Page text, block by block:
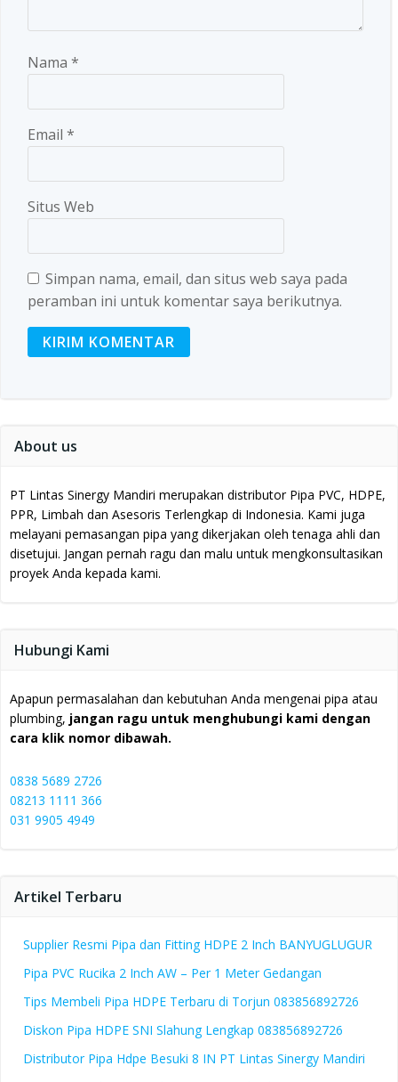
Nama *
Email *
Situs Web
Simpan nama, email, dan situs web saya pada
peramban ini untuk komentar saya berikutnya.
About us
PT Lintas Sinergy Mandiri merupakan distributor Pipa PVC, HDPE,
PPR, Limbah dan Asesoris Terlengkap di Indonesia. Kami juga
melayani pemasangan pipa yang dikerjakan oleh tenaga ahli dan
disetujui. Jangan pernah ragu dan malu untuk mengkonsultasikan
proyek Anda kepada kami.
Hubungi Kami
Apapun permasalahan dan kebutuhan Anda mengenai pipa atau
plumbing, jangan ragu untuk menghubungi kami dengan
cara klik nomor dibawah.
0838 5689 2726
08213 1111 366
031 9905 4949
Artikel Terbaru
Supplier Resmi Pipa dan Fitting HDPE 2 Inch BANYUGLUGUR
Pipa PVC Rucika 2 Inch AW – Per 1 Meter Gedangan
Tips Membeli Pipa HDPE Terbaru di Torjun 083856892726
Diskon Pipa HDPE SNI Slahung Lengkap 083856892726
Distributor Pipa Hdpe Besuki 8 IN PT Lintas Sinergy Mandiri